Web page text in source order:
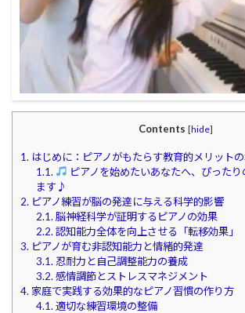
Contents [hide]
1. はじめに：ピアノがもたらす教育的メリット
1.1.
ピアノを始めたいあなたへ、ぴった
ます♪
2. ピアノ練習が脳の発達に与える科学的影響
2.1. 脳神経科学が証明するピアノの効果
2.2. 認知能力全体を向上させる「転移効果」
3. ピアノが育む非認知能力と情緒的発達
3.1. 忍耐力と自己調整能力の養成
3.2. 感情調節とストレスマネジメント
4. 家庭で実践する効果的なピアノ習慣の作り方
4.1. 適切な練習環境の整備